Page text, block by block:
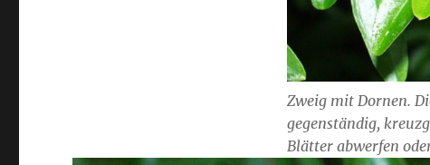
Zweig mit Dornen.
gegenständig,
Blätter abwerfen